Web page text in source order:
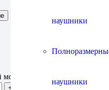
наушники
наушники
Cary Audio CAD-